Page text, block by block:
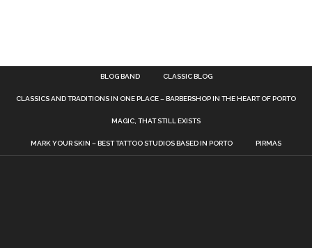
BLOG BAND CLASSIC BLOG
CLASSICS AND TRADITIONS IN ONE PLACE – BARBERSHOP IN THE HEART OF PORTO
MAGIC, THAT STILL EXISTS
MARK YOUR SKIN – BEST TATTOO STUDIOS BASED IN PORTO PIRMAS